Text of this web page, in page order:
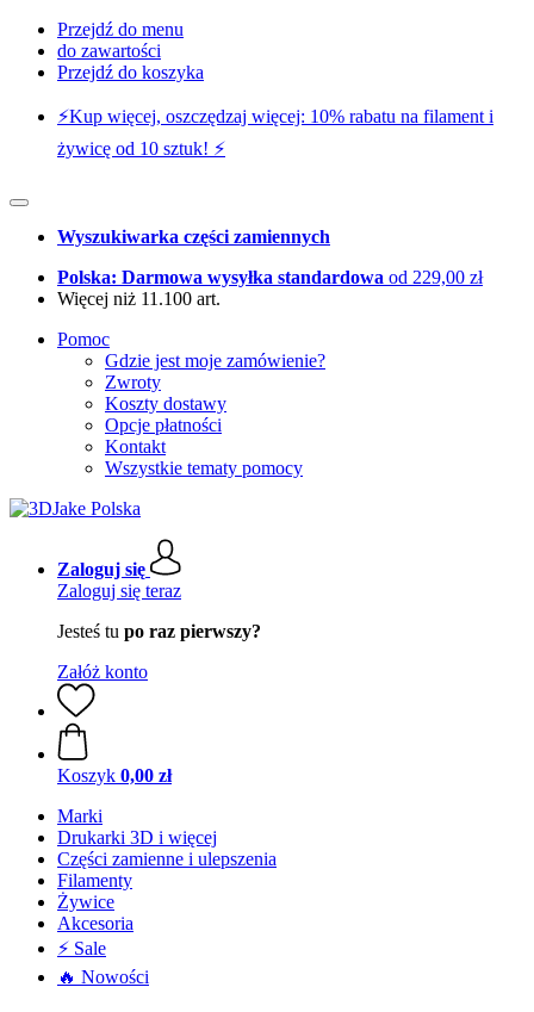
Przejdź do menu
do zawartości
Przejdź do koszyka
⚡️Kup więcej, oszczędzaj więcej: 10% rabatu na filament i
żywicę od 10 sztuk! ⚡️
Wyszukiwarka części zamiennych
Polska: Darmowa wysyłka standardowa od 229,00 zł
Więcej niż 11.100 art.
Pomoc
Gdzie jest moje zamówienie?
Zwroty
Koszty dostawy
Opcje płatności
Kontakt
Wszystkie tematy pomocy
Zaloguj się
Zaloguj się teraz
Jesteś tu po raz pierwszy?
Załóż konto
Koszyk 0,00 zł
Marki
Drukarki 3D i więcej
Części zamienne i ulepszenia
Filamenty
Żywice
Akcesoria
⚡ Sale
🔥 Nowości